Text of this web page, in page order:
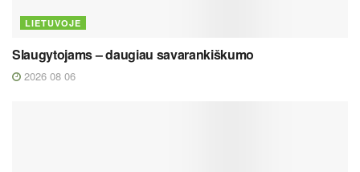
LIETUVOJE
Slaugytojams – daugiau savarankiškumo
2026 08 06